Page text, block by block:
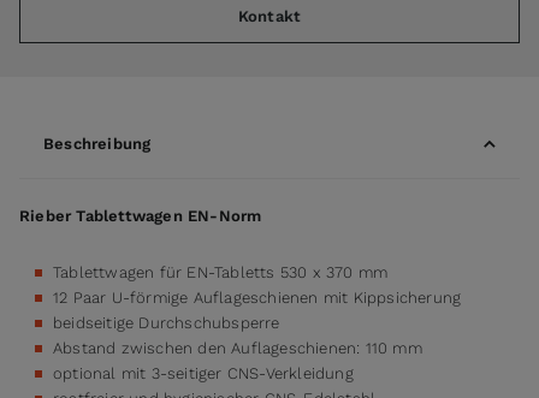
Kontakt
Beschreibung
Rieber Tablettwagen EN-Norm
Tablettwagen für EN-Tabletts 530 x 370 mm
12 Paar U-förmige Auflageschienen mit Kippsicherung
beidseitige Durchschubsperre
Abstand zwischen den Auflageschienen: 110 mm
optional mit 3-seitiger CNS-Verkleidung